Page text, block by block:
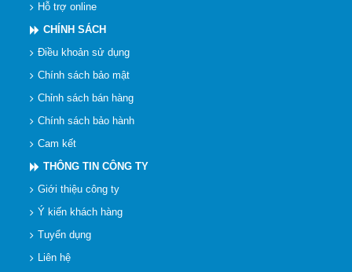
Hỗ trợ online
CHÍNH SÁCH
Điều khoản sử dụng
Chính sách bảo mật
Chỉnh sách bán hàng
Chính sách bảo hành
Cam kết
THÔNG TIN CÔNG TY
Giới thiệu công ty
Ý kiến khách hàng
Tuyển dụng
Liên hệ